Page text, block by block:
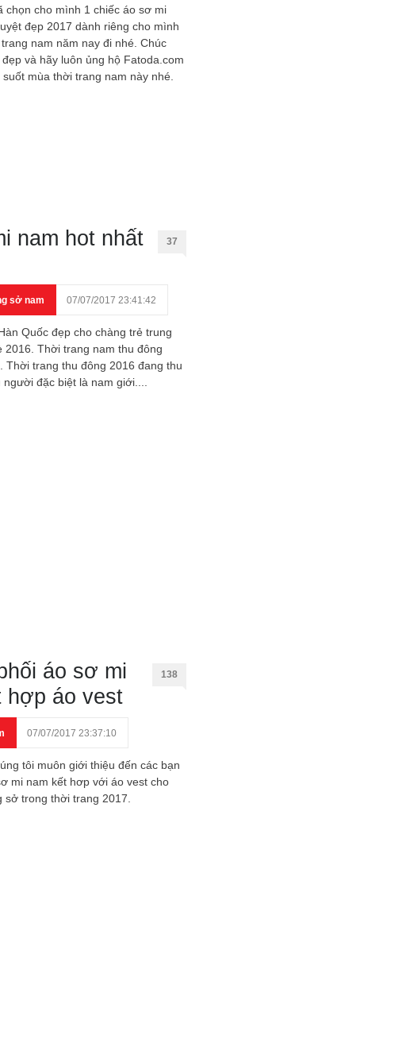
chọn cho mình 1 chiếc áo sơ mi
đẹp 2017 dành riêng cho mình
nam năm nay đi nhé. Chúc
và hãy luôn ủng hộ Fatoda.com
mùa thời trang nam này nhé.
nam hot nhất
37
sở nam 07/07/2017 23:41:42
Quốc đẹp cho chàng trẻ trung
2016. Thời trang nam thu đông
Thời trang thu đông 2016 đang thu
đặc biệt là nam giới....
áo sơ mi
hợp áo vest
138
07/07/2017 23:37:10
tôi muôn giới thiệu đến các bạn
mi nam kết hơp với áo vest cho
sở trong thời trang 2017.